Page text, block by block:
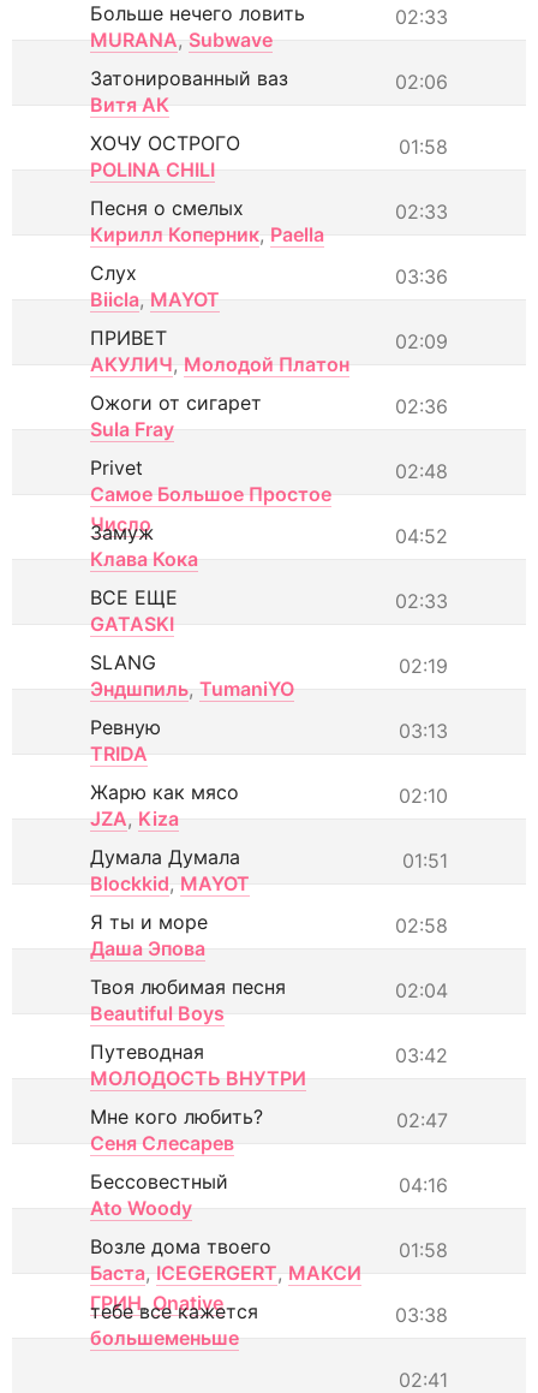
02:33
Больше нечего ловить
MURANA, Subwave
02:06
Затонированный ваз
Витя АК
01:58
ХОЧУ ОСТРОГО
POLINA CHILI
02:33
Песня о смелых
Кирилл Коперник, Paella
03:36
Слух
Biicla, MAYOT
02:09
ПРИВЕТ
АКУЛИЧ, Молодой Платон
02:36
Ожоги от сигарет
Sula Fray
02:48
Privet
Самое Большое Простое
Число
04:52
Замуж
Клава Кока
02:33
ВСЕ ЕЩЕ
GATASKI
02:19
SLANG
Эндшпиль, TumaniYO
03:13
Ревную
TRIDA
02:10
Жарю как мясо
JZA, Kiza
01:51
Думала Думала
Blockkid, MAYOT
02:58
Я ты и море
Даша Эпова
02:04
Твоя любимая песня
Beautiful Boys
03:42
Путеводная
МОЛОДОСТЬ ВНУТРИ
02:47
Мне кого любить?
Сеня Слесарев
04:16
Бессовестный
Ato Woody
01:58
Возле дома твоего
Баста, ICEGERGERT, МАКСИ
ГРИН, Onative 03:38
тебе все кажется
большеменьше
02:41